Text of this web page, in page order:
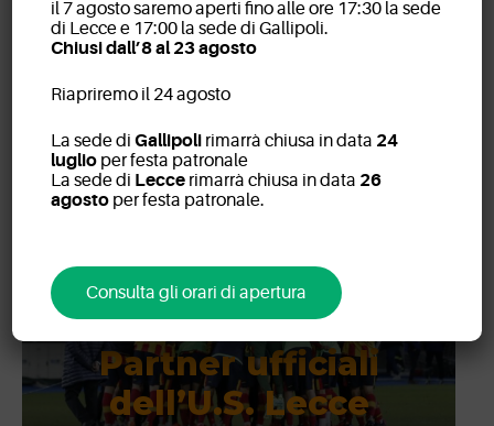
articoli
IEO e Radiologia Quarta
Colosso insieme nella
Partner ufficiali
dell’U.S. Lecce
il 7 agosto saremo aperti fino alle ore 17:30 la sede
di Lecce e 17:00 la sede di Gallipoli.
Chiusi dall’8 al 23 agosto
Riapriremo il 24 agosto
La sede diGallipoli rimarrà chiusa in data 24
luglio per festa patronale
La sede di Lecce rimarrà chiusa in data 26
agosto per festa patronale.
Consulta gli orari di apertura